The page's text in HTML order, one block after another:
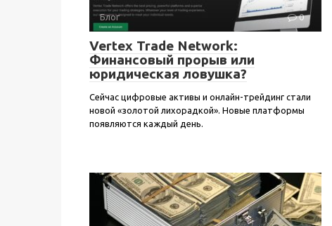
Блог 0
Vertex Trade Network:
Финансовый прорыв или
юридическая ловушка?
Сейчас цифровые активы и онлайн-трейдинг стали
новой «золотой лихорадкой». Новые платформы
появляются каждый день.